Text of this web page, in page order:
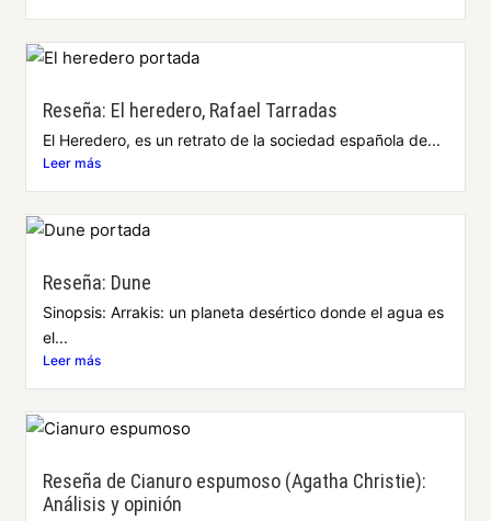
Reseña: El heredero, Rafael Tarradas
El Heredero, es un retrato de la sociedad española de...
Leer más
Reseña: Dune
Sinopsis: Arrakis: un planeta desértico donde el agua es
el...
Leer más
Reseña de Cianuro espumoso (Agatha Christie):
Análisis y opinión